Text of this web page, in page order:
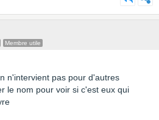
Membre utile
n'intervient pas pour d'autres
le nom pour voir si c'est eux qui